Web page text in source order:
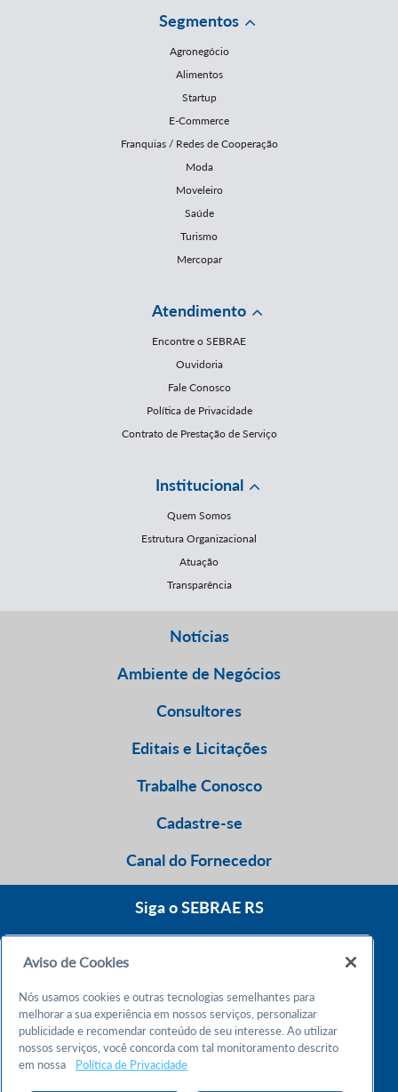
Segmentos
Agronegócio
Alimentos
Startup
E-Commerce
Franquias / Redes de Cooperação
Moda
Moveleiro
Saúde
Turismo
Mercopar
Atendimento
Encontre o SEBRAE
Ouvidoria
Fale Conosco
Política de Privacidade
Contrato de Prestação de Serviço
Institucional
Quem Somos
Estrutura Organizacional
Atuação
Transparência
Notícias
Ambiente de Negócios
Consultores
Editais e Licitações
Trabalhe Conosco
Cadastre-se
Canal do Fornecedor
Siga o SEBRAE RS
Atendimento 24h
Chame no WhatsApp
Aviso de Cookies
Nós usamos cookies e outras tecnologias semelhantes para
melhorar a sua experiência em nossos serviços, personalizar
publicidade e recomendar conteúdo de seu interesse. Ao utilizar
nossos serviços, você concorda com tal monitoramento descrito
em nossa
Política de Privacidade